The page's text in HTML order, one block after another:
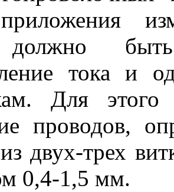
быть
тока и
Для этого
проводов,
двух-трех
0,4-1,5 мм.